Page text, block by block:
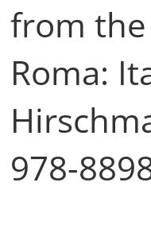
from the
Roma:
978-